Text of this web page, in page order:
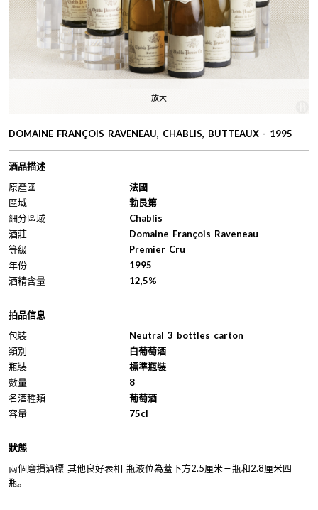
放大
DOMAINE FRANÇOIS RAVENEAU, CHABLIS, BUTTEAUX - 1995
酒品描述
原產國
法國
區域
勃艮第
細分區域
Chablis
酒莊
Domaine François Raveneau
等級
Premier Cru
年份
1995
酒精含量
12,5%
拍品信息
包裝
Neutral 3 bottles carton
類別
白葡萄酒
瓶裝
標準瓶裝
數量
8
名酒種類
葡萄酒
容量
75cl
狀態
兩個磨損酒標 其他良好表相 瓶液位為蓋下方2.5厘米三瓶和2.8厘米四
瓶。